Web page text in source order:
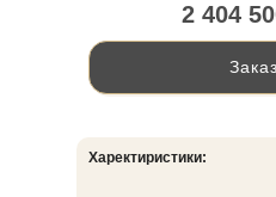
Харектиристики:
2 404